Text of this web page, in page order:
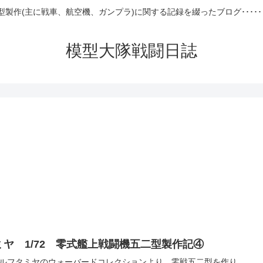
製作(主に戦車、航空機、ガンプラ)に関する記録を綴ったブログ･････
模型大隊戦闘日誌
ヤ 1/72 零式艦上戦闘機五二型製作記④